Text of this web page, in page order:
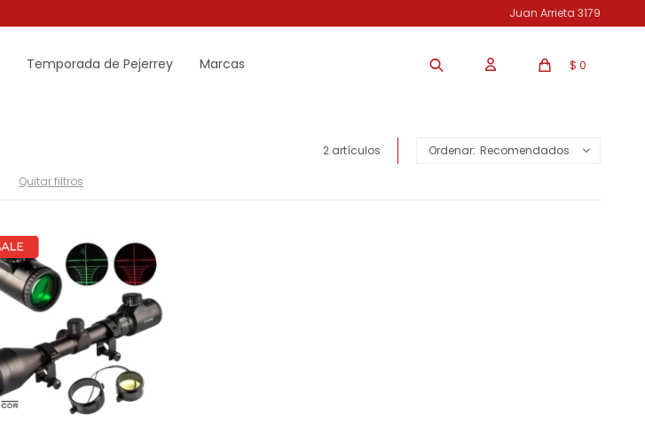
Temporada de Pejerrey Marcas $ 0
Juan Arrieta 3179
2 artículos Recomendados
Quitar filtros